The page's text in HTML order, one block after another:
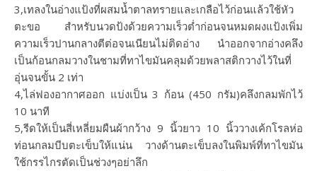
3,เทลงในอ่างแป้งที่ผสมน้ำตาลทรายและเกลือไว้ก่อนแล้วใช้หัว
ตะขอ สำหรับนวดป้งด้วยความเร็วต่ำก่อนจนหมดผงแป้งเพิ่ม
ความเร็วปานกลางตีต่อจนเนียนไม่ติดอ่าง นำออกจากอ่างคลึง
เป็นก้อนกลมวางในชามที่ทาไขมันคลุมด้วยพลาสติกวางไว้ในที่
อุ่นจนขั้น 2 เท่า
4,ไล่ฟองอากาศออก แบ่งเป็น 3 ก้อน (450 กรัม)คลึงกลมพักไว้
10 นาที
5,รีดให้เป็นสี่เหลี่ยมผืนผ้ากว้าง 9 นิ้วยาว 10 นิ้ววางเค้กโรลห่อ
ท่อนกลมบีบตะเข็บให้แน่น วางด้านตะเข็บลงในพิมพ์ที่ทาไขมัน
ใช้กรรไกรตัดเป็นช่วงๆอย่าลึก